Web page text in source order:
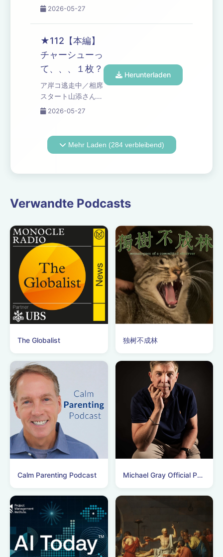
podcastchoices.com/adchoices
ルド伊藤の言い訳」
your ad choices.
Visit
2026-05-27
★112【本編】
チャーシューっ
て、、、１枚？
ア岸コ逃走中／相席
スタート山添さんの
ライブに出演／打ち
ーメン屋でカスハラ
／Gacktのmixi／
きしたかのの馬ピエ
入ろう／「高野正成
人魂！！」／高野ア
ディショナルタイム
Learn more about
your ad choices.
Visit
podcastchoices.c...
2026-05-27
Herunterladen
Mehr Laden (284 verbleibend)
Verwandte Podcasts
The Globalist 独树不成林
Calm Parenting Podcast Michael Gray Official Podcasts